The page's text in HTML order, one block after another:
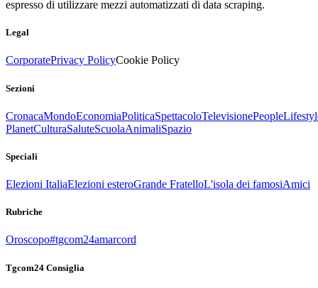
espresso di utilizzare mezzi automatizzati di data scraping.
Legal
CorporatePrivacy PolicyCookie Policy
Sezioni
CronacaMondoEconomiaPoliticaSpettacoloTelevisionePeople
PlanetCulturaSaluteScuolaAnimaliSpazio
Speciali
Elezioni ItaliaElezioni esteroGrande FratelloL'isola dei famosiAmici
Rubriche
Oroscopo#tgcom24amarcord
Tgcom24 Consiglia